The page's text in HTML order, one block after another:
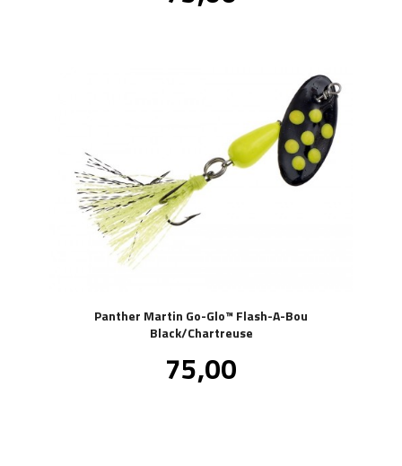
Panther Martin Go-Glo™ Flash-A-Bou
Black/Chartreuse
Pris
75,00